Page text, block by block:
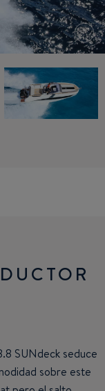
SUNdeck seduce
sobre este